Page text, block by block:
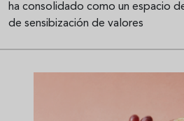
ha consolidado como un espacio
de sensibización de valores